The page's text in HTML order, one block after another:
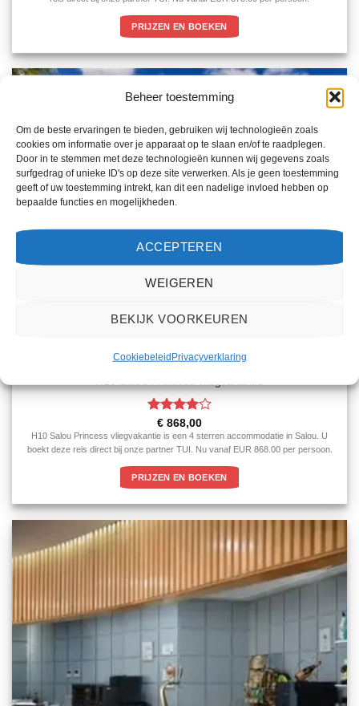
Beheer toestemming
Om de beste ervaringen te bieden, gebruiken wij technologieën zoals
cookies om informatie over je apparaat op te slaan en/of te raadplegen.
Door in te stemmen met deze technologieën kunnen wij gegevens zoals
surfgedrag of unieke ID's op deze site verwerken. Als je geen toestemming
geeft of uw toestemming intrekt, kan dit een nadelige invloed hebben op
bepaalde functies en mogelijkheden.
ACCEPTEREN
WEIGEREN
BEKIJK VOORKEUREN
CookiebeleidPrivacyverklaring
PRIJZEN EN BOEKEN
Gewaardeerd
4uit 5
€ 868,00
H10 Salou Princess vliegvakantie is een 4 sterren accommodatie in Salou. U
boekt deze reis direct bij onze partner TUI. Nu vanaf EUR 868.00 per persoon.
PRIJZEN EN BOEKEN